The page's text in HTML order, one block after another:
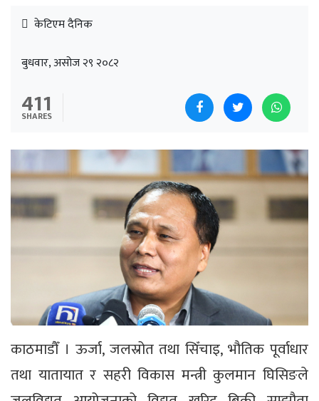
केटिएम दैनिक
बुधवार, असोज २९ २०८२
411
SHARES
काठमाडौँ । ऊर्जा, जलस्रोत तथा सिँचाइ, भौतिक पूर्वाधार
तथा यातायात र सहरी विकास मन्त्री कुलमान घिसिङले